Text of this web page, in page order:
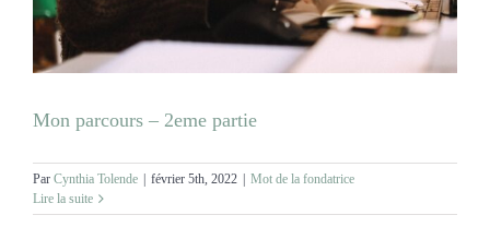
Mon parcours – 2eme partie
Par Cynthia Tolende février 5th, 2022
Mot de la fondatrice
Lire la suite